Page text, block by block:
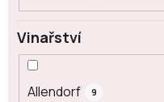
Vinařství
Allendorf 9